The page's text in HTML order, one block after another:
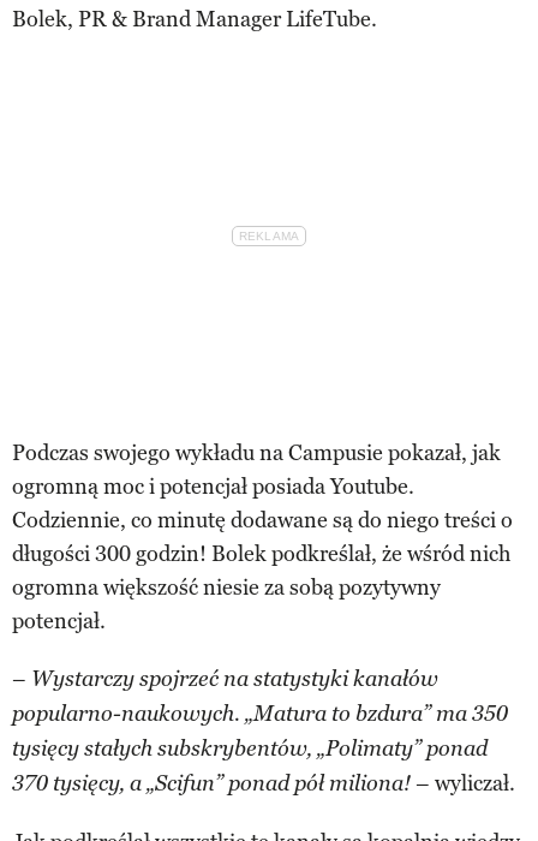
Bolek, PR & Brand Manager LifeTube.
Podczas swojego wykładu na Campusie pokazał, jak
ogromną moc i potencjał posiada Youtube.
Codziennie, co minutę dodawane są do niego treści o
długości 300 godzin! Bolek podkreślał, że wśród nich
ogromna większość niesie za sobą pozytywny
potencjał.
– Wystarczy spojrzeć na statystyki kanałów
popularno-naukowych. „Matura to bzdura” ma 350
tysięcy stałych subskrybentów, „Polimaty” ponad
370 tysięcy, a „Scifun” ponad pół miliona!– wyliczał.